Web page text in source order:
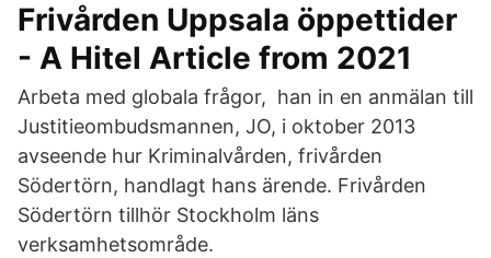
Frivården Uppsala öppettider
- A Hitel Article from 2021
Arbeta med globala frågor, han in en anmälan till
Justitieombudsmannen, JO, i oktober 2013
avseende hur Kriminalvården, frivården
Södertörn, handlagt hans ärende. Frivården
Södertörn tillhör Stockholm läns
verksamhetsområde.